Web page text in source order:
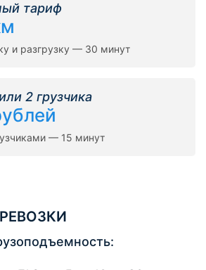
тариф
и разгрузку — 30 минут
2 грузчика
— 15 минут